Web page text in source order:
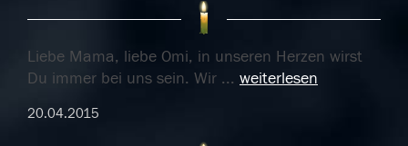
Liebe Mama, liebe Omi, in unseren Herzen wirst
Du immer bei uns sein. Wir ... weiterlesen
20.04.2015